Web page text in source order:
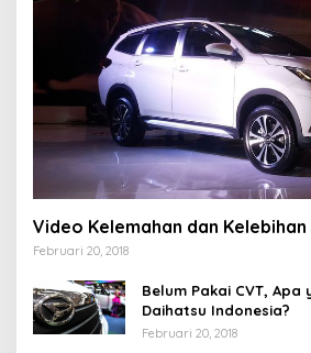
Video Kelemahan dan Kelebihan
Februari 20, 2018
Belum Pakai CVT,
Daihatsu Indonesia?
Februari 20, 2018